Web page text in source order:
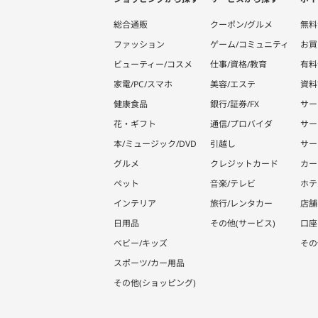
総合通販
ファッション
ビューティー/コスメ
家電/PC/スマホ
健康食品
花・ギフト
本/ミュージック/DVD
グルメ
ペット
インテリア
日用品
ベビー/キッズ
スポーツ/カー用品
その他(ショッピング)
クーポン/グルメ
ゲーム/コミュニティ
仕事/資格/教育
美容/エステ
銀行/証券/FX
通信/プロバイダ
引越し
クレジットカード
音楽/テレビ
旅行/レンタカー
その他(サービス)
無
お
有
資
サ
サ
サ
カ
ホ
店
口
そ